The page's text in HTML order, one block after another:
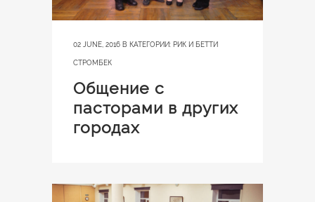
02 JUNE, 2016 В КАТЕГОРИИ: РИК И БЕТТИ
СТРОМБЕК
Общение с
пасторами в других
городах